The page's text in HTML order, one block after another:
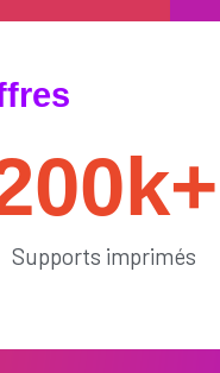
k+
Supports imprimés